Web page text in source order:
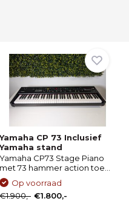
Yamaha CP 73 Inclusief
Yamaha stand
Yamaha CP73 Stage Piano
met 73 hammer action toe...
Op voorraad
€1.900,- €1.800,-